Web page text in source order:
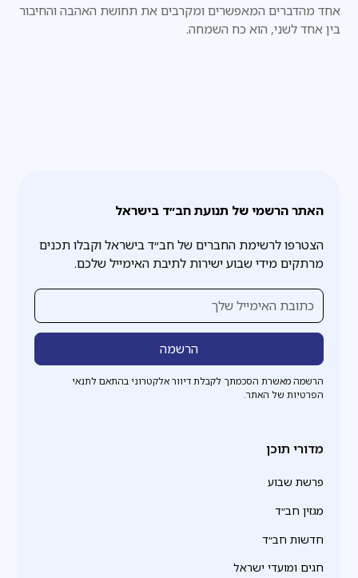
אחד מהדברים המאפשרים ומקרבים את תחושת האהבה והחיבור
בין אחד לשני, הוא כח השמחה.
האתר הרשמי של תנועת חב״ד בישראל
הצטרפו לרשימת החברים של חב״ד בישראל וקבלו תכנים
מרתקים מידי שבוע ישירות לתיבת האימייל שלכם.
הרשמה מאשרת הסכמתך לקבלת דיוור אלקטרוני בהתאם לתנאי
הפרטיות של האתר.
מדורי תוכן
פרשת שבוע
מגזין חב״ד
חדשות חב״ד
חגים ומועדי ישראל